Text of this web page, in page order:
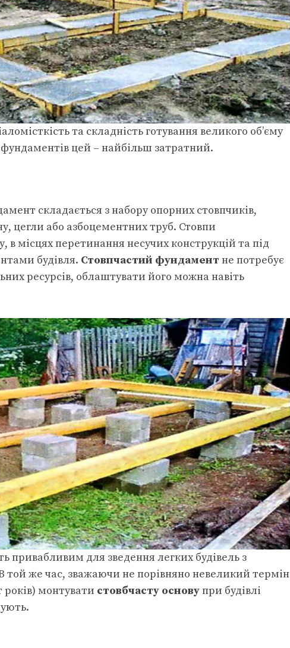
та складність готування великого об’єму
фундаментів цей – найбільш затратний.
складається з набору опорних стовпчиків,
цегли або азбоцементних труб. Стовпи
в місцях перетинання несучих конструкцій та під
будівля. Стовпчастий фундамент не потребує
ресурсів, облаштувати його можна навіть
привабливим для зведення легких будівель з
той же час, зважаючи не порівняно невеликий термін
років) монтувати стовбчасту основупри будівлі